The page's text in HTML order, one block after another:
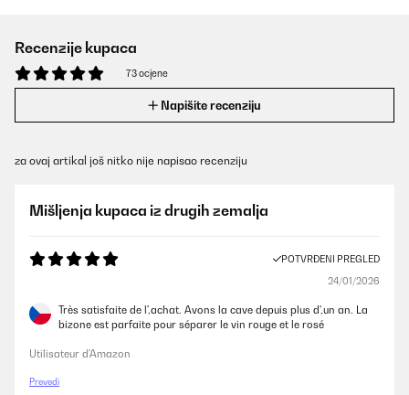
Recenzije kupaca
73 ocjene
Napišite recenziju
za ovaj artikal još nitko nije napisao recenziju
Mišljenja kupaca iz drugih zemalja
POTVRĐENI PREGLED
24/01/2026
Très satisfaite de l',achat. Avons la cave depuis plus d',un an. La
bizone est parfaite pour séparer le vin rouge et le rosé
Utilisateur d'Amazon
Prevedi